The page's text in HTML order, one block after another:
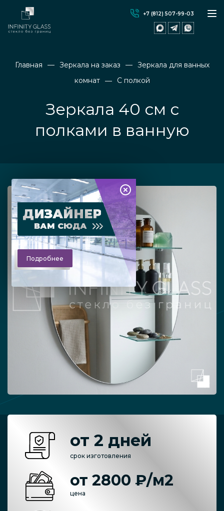
+7 (812) 507-99-03
Главная Зеркала на заказ
Зеркала для ванных
комнат
С полкой
Зеркала 40 см с
полками в ванную
ДИЗАЙНЕР
ВАМ СЮДА
Подробнее
от 2 дней
срок изготовления
от 2800 ₽/м2
цена